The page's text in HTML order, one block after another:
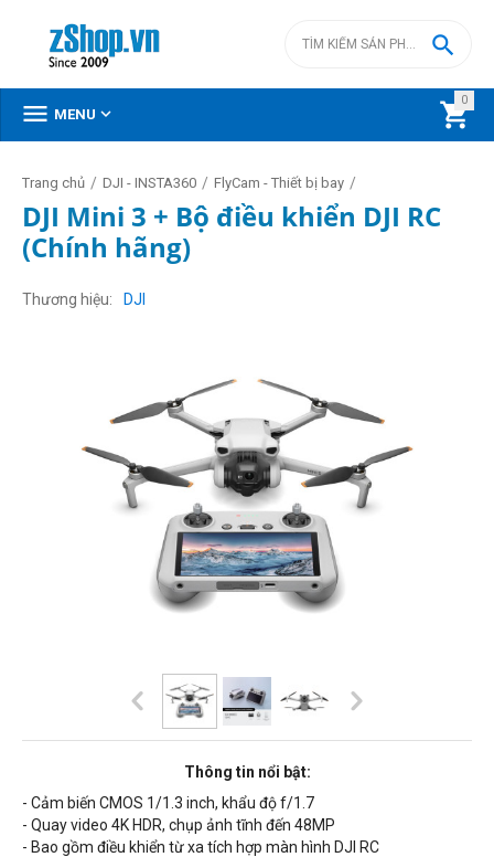
0


 MENU 
Trang chủ / DJI - INSTA360 / FlyCam - Thiết bị bay /
DJI Mini 3 + Bộ điều khiển DJI RC
(Chính hãng)
Thương hiệu DJI
Thông tin nổi bật:
- Cảm biến CMOS 1/1.3 inch, khẩu độ f/1.7
- Quay video 4K HDR, chụp ảnh tĩnh đến 48MP
- Bao gồm điều khiển từ xa tích hợp màn hình DJI RC